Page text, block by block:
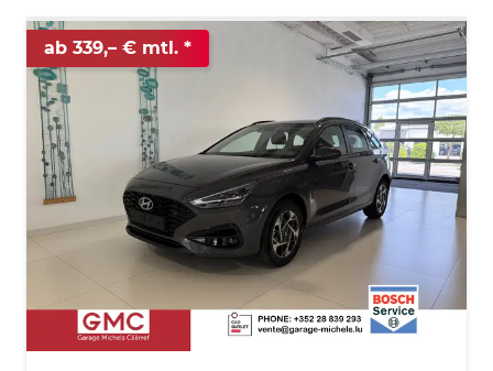
ab 339,– € mtl.